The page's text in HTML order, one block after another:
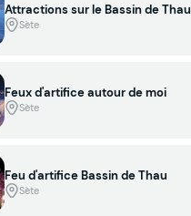
Attractions sur le Bassin de Thau
Sète
Feux d'artifice autour de moi
Sète
Feu d'artifice Bassin de Thau
Sète